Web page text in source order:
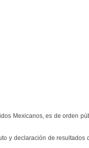
Mexicanos, es de orden
y declaración de resultados